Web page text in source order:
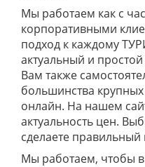
Мы работаем как с
корпоративными
подход к каждому
актуальный и
Вам также
большинства
онлайн. На нашем
актуальность цен.
сделаете
Мы работаем, чтобы